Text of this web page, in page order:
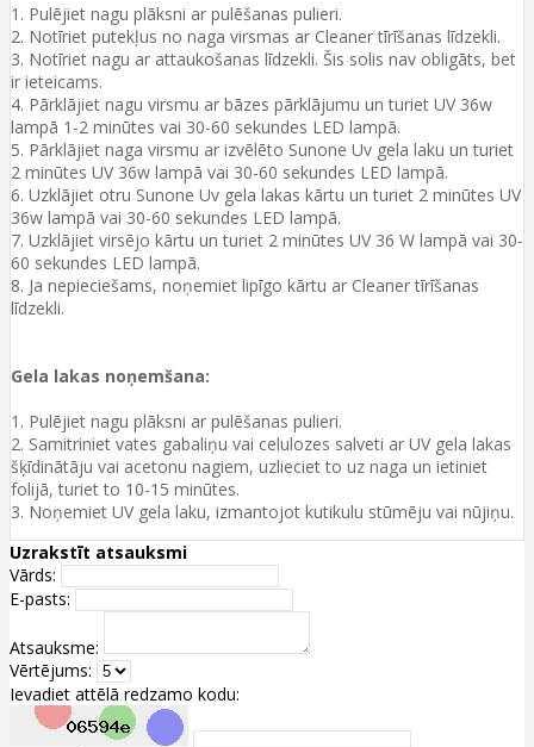
1. Pulējiet nagu plāksni ar pulēšanas pulieri.
2. Notīriet putekļus no naga virsmas ar Cleaner tīrīšanas līdzekli.
3. Notīriet nagu ar attaukošanas līdzekli. Šis solis nav obligāts, bet
ir ieteicams.
4. Pārklājiet nagu virsmu ar bāzes pārklājumu un turiet UV 36w
lampā 1-2 minūtes vai 30-60 sekundes LED lampā.
5. Pārklājiet naga virsmu ar izvēlēto Sunone Uv gela laku un turiet
2 minūtes UV 36w lampā vai 30-60 sekundes LED lampā.
6. Uzklājiet otru Sunone Uv gela lakas kārtu un turiet 2 minūtes UV
36w lampā vai 30-60 sekundes LED lampā.
7. Uzklājiet virsējo kārtu un turiet 2 minūtes UV 36 W lampā vai 30-
60 sekundes LED lampā.
8. Ja nepieciešams, noņemiet lipīgo kārtu ar Cleaner tīrīšanas
līdzekli.
Gela lakas noņemšana:
1. Pulējiet nagu plāksni ar pulēšanas pulieri.
2. Samitriniet vates gabaliņu vai celulozes salveti ar UV gela lakas
šķīdinātāju vai acetonu nagiem, uzlieciet to uz naga un ietiniet
folijā, turiet to 10-15 minūtes.
3. Noņemiet UV gela laku, izmantojot kutikulu stūmēju vai nūjiņu.
Uzrakstīt atsauksmi
Vārds:
E-pasts:
Atsauksme:
Vērtējums:
Ievadiet attēlā redzamo kodu: